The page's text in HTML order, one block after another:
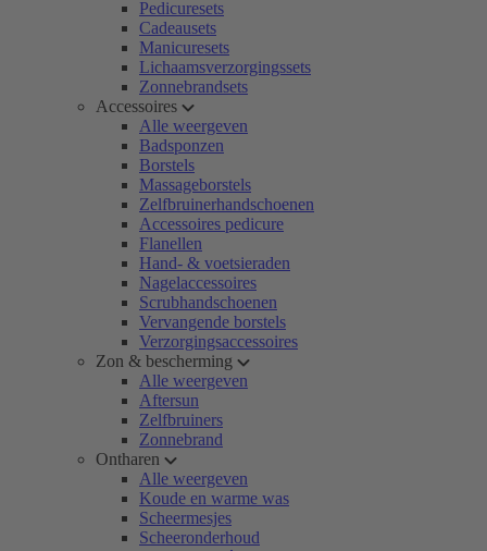
Pedicuresets
Cadeausets
Manicuresets
Lichaamsverzorgingssets
Zonnebrandsets
Accessoires
Alle weergeven
Badsponzen
Borstels
Massageborstels
Zelfbruinerhandschoenen
Accessoires pedicure
Flanellen
Hand- & voetsieraden
Nagelaccessoires
Scrubhandschoenen
Vervangende borstels
Verzorgingsaccessoires
Zon & bescherming
Alle weergeven
Aftersun
Zelfbruiners
Zonnebrand
Ontharen
Alle weergeven
Koude en warme was
Scheermesjes
Scheeronderhoud